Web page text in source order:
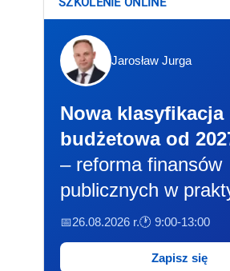
Jarosław Jurga
Nowa klasyfikacja
budżetowa od
– reforma finansów
publicznych w
📅26.08.2026 r.🕐 9:00-13:00
Zapisz się